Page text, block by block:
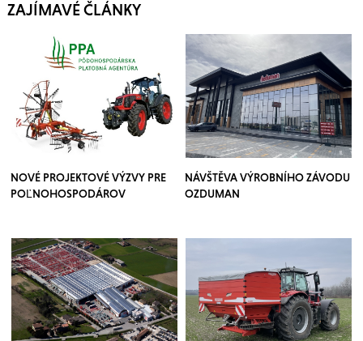
ZAJÍMAVÉ ČLÁNKY
NOVÉ PROJEKTOVÉ VÝZVY PRE
POĽNOHOSPODÁROV
NÁVŠTĚVA VÝROBNÍHO ZÁVODU
OZDUMAN